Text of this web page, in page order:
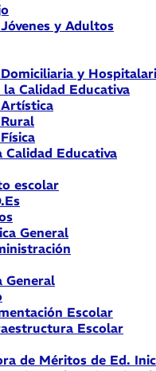
y Adultos
y
Calidad Educativa
Calidad Educativa
escolar
General
General
Escolar
Escolar
de Méritos de Ed.